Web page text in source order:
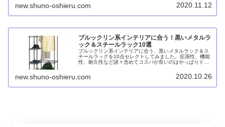
new.shuno-oshieru.com 2020.11.12
ブルックリン系インテリアに合う！黒いメタルラ
ック＆スチールラック10選
ブルックリン系インテリアに合う、黒いメタルラック＆ス
チールラックを10点セレクトしてみました。拡張性、機能
性、耐久性など諸々含めてコスパが良いのはやっぱりドウ
めで定番なのは市場の「アンセム」。あと諸々。
new.shuno-oshieru.com 2020.10.26